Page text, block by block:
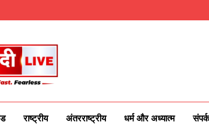
– Jharkhand's Leading Local News Network
राष्ट्रीय अंतरराष्ट्रीय धर्म और अध्यात्म